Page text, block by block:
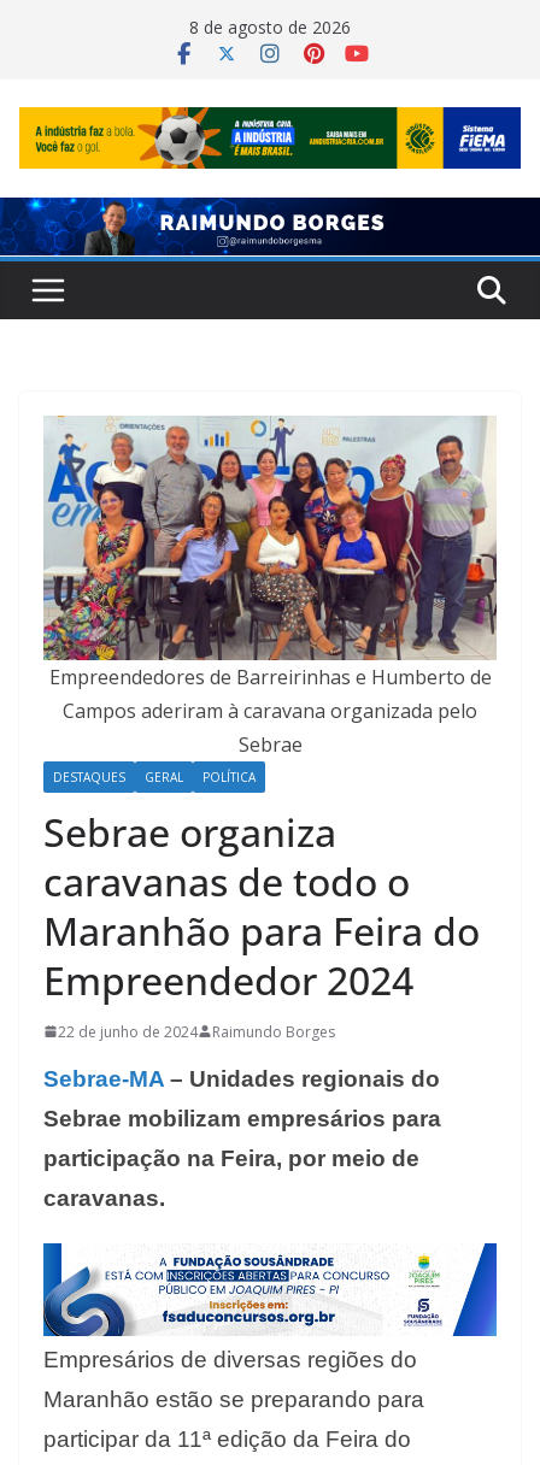
8 de agosto de 2026
Empreendedores de Barreirinhas e Humberto de
Campos aderiram à caravana organizada pelo
Sebrae
DESTAQUES GERAL POLÍTICA
Sebrae organiza
caravanas de todo o
Maranhão para Feira do
Empreendedor 2024
22 de junho de 2024 Raimundo Borges
Sebrae-MA – Unidades regionais do
Sebrae mobilizam empresários para
participação na Feira, por meio de
caravanas.
Empresários de diversas regiões do
Maranhão estão se preparando para
participar da 11ª edição da Feira do